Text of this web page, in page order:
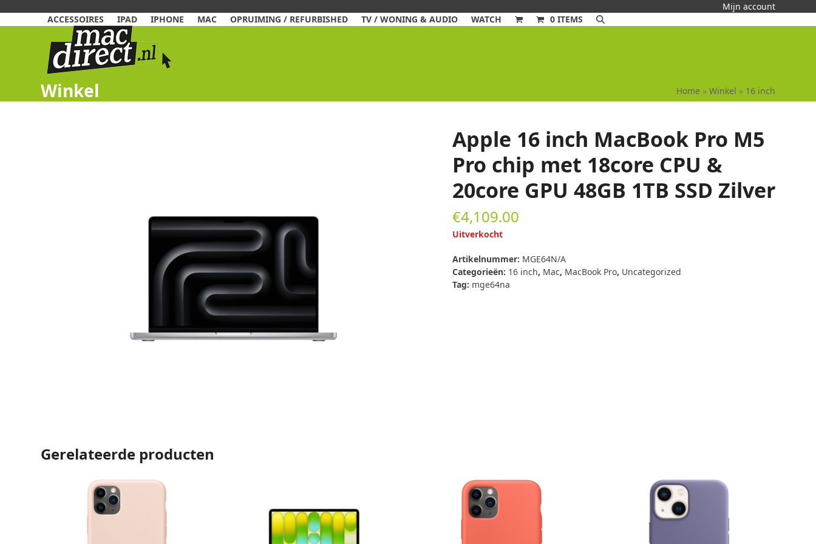
Mijn account
ACCESSOIRES
IPAD IPHONE MAC OPRUIMING / REFURBISHED TV / WONING & AUDIO WATCH 0 ITEMS
Winkel Home » Winkel » 16 inch
Apple 16 inch MacBook Pro M5
Pro chip met 18core CPU &
20core GPU 48GB 1TB SSD Zilver
€4,109.00
Uitverkocht
Artikelnummer: MGE64N/A
Categorieën: 16 inch, Mac, MacBook Pro, Uncategorized
Tag: mge64na
Gerelateerde producten